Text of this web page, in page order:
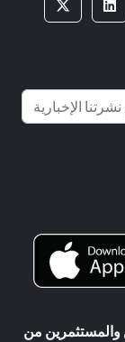
والمستثمرين من